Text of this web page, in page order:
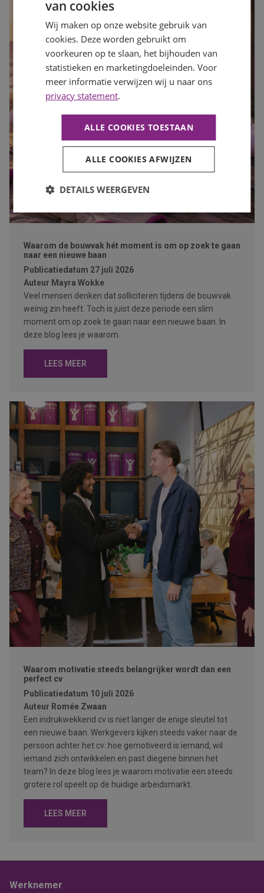
Waarom de bouwvak hét moment is om op zoek te gaan
naar een nieuwe baan
Publicatiedatum 27 juli 2026
Auteur Mayra Wokke
Veel mensen denken dat solliciteren tijdens de bouwvak
weinig zin heeft. Toch is juist deze periode een slim
moment om op zoek te gaan naar een nieuwe baan. In
deze blog lees je waarom.
LEES MEER
Waarom motivatie steeds belangrijker wordt dan een
perfect cv
Publicatiedatum 10 juli 2026
Auteur Romée Zwaan
Een indrukwekkend cv is niet langer de enige sleutel tot
een nieuwe baan. Werkgevers kijken steeds vaker naar de
persoon achter het cv: hoe gemotiveerd is iemand, wil
iemand zich ontwikkelen en past diegene binnen het
team? In deze blog lees je waarom motivatie een steeds
grotere rol speelt op de huidige arbeidsmarkt.
LEES MEER
Werknemer
van cookies
Wij maken op onze website gebruik van
cookies. Deze worden gebruikt om
voorkeuren op te slaan, het bijhouden van
statistieken en marketingdoeleinden. Voor
meer informatie verwijzen wij u naar ons
privacy statement.
ALLE COOKIES TOESTAAN
ALLE COOKIES AFWIJZEN
DETAILS WEERGEVEN